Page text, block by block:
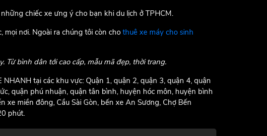
chiếc xe ưng ý cho bạn khi du lịch ở TPHCM.
nơi. Ngoài ra chúng tôi còn cho thuê xe máy cho sinh
Từ bình dân tới cao cấp, mẫu mã đẹp, thời trang.
tại các khu vực: Quận 1, quận 2, quận 3, quận 4, quận
quận phú nhuận, quận tân bình, huyện hóc môn, huyện bình
xe miền đông, Cầu Sài Gòn, bến xe An Sương, Chợ Bến
phút.